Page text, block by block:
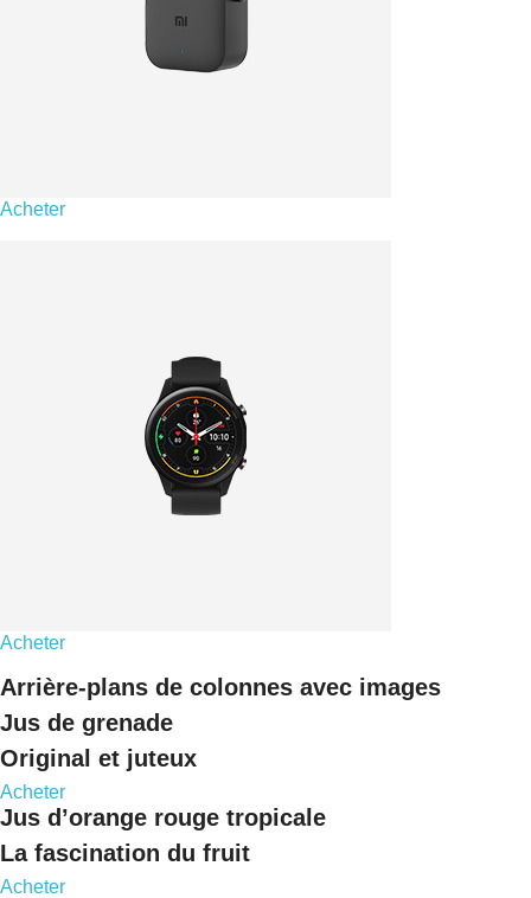
Acheter
Acheter
Arrière-plans de colonnes avec images
Jus de grenade
Original et juteux
Acheter
Jus d’orange rouge tropicale
La fascination du fruit
Acheter